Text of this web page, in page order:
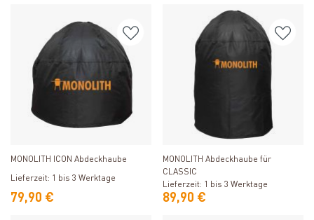
MONOLITH ICON Abdeckhaube
Lieferzeit: 1 bis 3 Werktage
79,90 €
Produkt ansehen
MONOLITH Abdeckhaube für
CLASSIC
Lieferzeit: 1 bis 3 Werktage
89,90 €